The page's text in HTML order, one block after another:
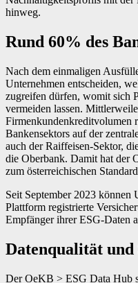
hinweg.
Rund 60% des
Nach dem einmaligen
Unternehmen entscheiden,
zugreifen dürfen, womit sich
vermeiden lassen.
Firmenkundenkreditvolumen
Bankensektors auf der
auch der Raiffeisen-Sektor,
die Oberbank. Damit hat der
zum österreichischen
Seit September 2023 können
Plattform registrierte
Empfänger ihrer ESG-Daten
Datenqualität
Der OeKB > ESG Data Hub